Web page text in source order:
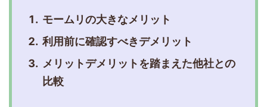
モームリの大きなメリット
利用前に確認すべきデメリット
メリットデメリットを踏まえた他社との
比較